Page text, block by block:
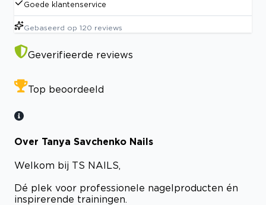
Goede klantenservice
Gebaseerd op 120 reviews
Geverifieerde reviews
Top beoordeeld
Over Tanya Savchenko Nails
Welkom bij TS NAILS,
Dé plek voor professionele nagelproducten én
inspirerende trainingen.